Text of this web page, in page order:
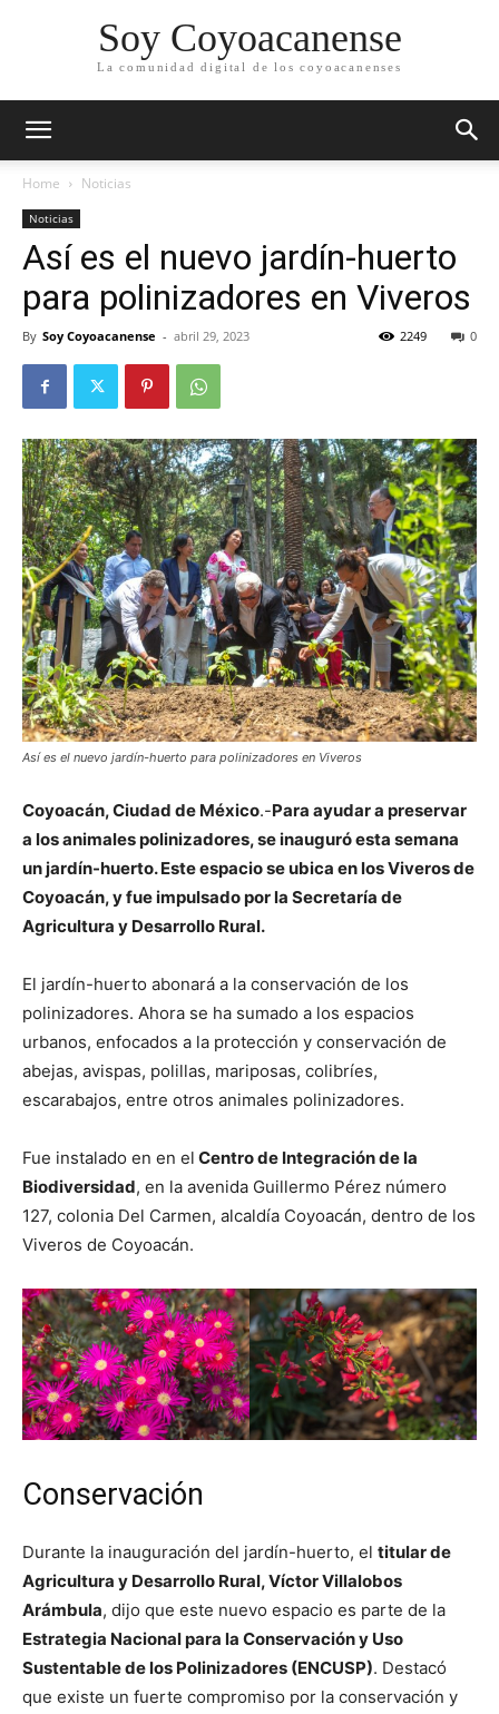
Soy Coyoacanense
La comunidad digital de los coyoacanenses
Home Noticias
Noticias
Así es el nuevo jardín-huerto
para polinizadores en Viveros
By Soy Coyoacanense - abril 29, 2023 0
2249
Así es el nuevo jardín-huerto para polinizadores en Viveros
Coyoacán, Ciudad de México.-Para ayudar a preservar
a los animales polinizadores, se inauguró esta semana
un jardín-huerto. Este espacio se ubica en los Viveros de
Coyoacán, y fue impulsado por la Secretaría de
Agricultura y Desarrollo Rural.
El jardín-huerto abonará a la conservación de los
polinizadores. Ahora se ha sumado a los espacios
urbanos, enfocados a la protección y conservación de
abejas, avispas, polillas, mariposas, colibríes,
escarabajos, entre otros animales polinizadores.
Fue instalado en en el Centro de Integración de la
Biodiversidad, en la avenida Guillermo Pérez número
127, colonia Del Carmen, alcaldía Coyoacán, dentro de los
Viveros de Coyoacán.
Conservación
Durante la inauguración del jardín-huerto, el titular de
Agricultura y Desarrollo Rural, Víctor Villalobos
Arámbula, dijo que este nuevo espacio es parte de la
Estrategia Nacional para la Conservación y Uso
Sustentable de los Polinizadores (ENCUSP). Destacó
que existe un fuerte compromiso por la conservación y